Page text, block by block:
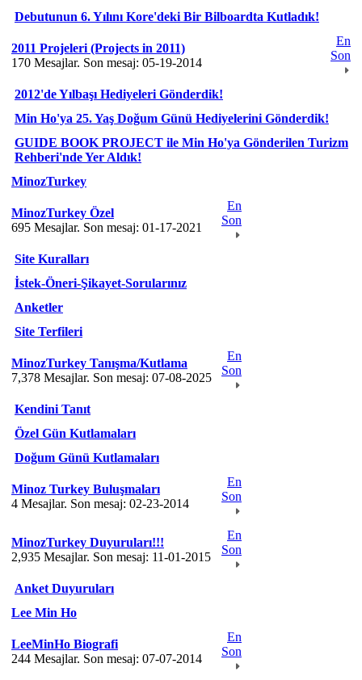
Debutunun 6. Yılını Kore'deki Bir Bilboardta Kutladık!
2011 Projeleri (Projects in 2011)
170 Mesajlar. Son mesaj: 05-19-2014
En
Son
2012'de Yılbaşı Hediyeleri Gönderdik!
Min Ho'ya 25. Yaş Doğum Günü Hediyelerini Gönderdik!
GUIDE BOOK PROJECT ile Min Ho'ya Gönderilen Turizm
Rehberi'nde Yer Aldık!
MinozTurkey
MinozTurkey Özel
695 Mesajlar. Son mesaj: 01-17-2021
En
Son
Site Kuralları
İstek-Öneri-Şikayet-Sorularınız
Anketler
Site Terfileri
MinozTurkey Tanışma/Kutlama
7,378 Mesajlar. Son mesaj: 07-08-2025
En
Son
Kendini Tanıt
Özel Gün Kutlamaları
Doğum Günü Kutlamaları
Minoz Turkey Buluşmaları
4 Mesajlar. Son mesaj: 02-23-2014
En
Son
MinozTurkey Duyuruları!!!
2,935 Mesajlar. Son mesaj: 11-01-2015
En
Son
Anket Duyuruları
Lee Min Ho
LeeMinHo Biografi
244 Mesajlar. Son mesaj: 07-07-2014
En
Son